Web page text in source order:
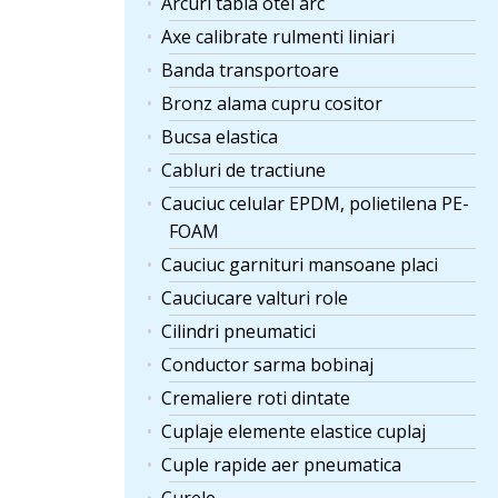
Axe calibrate rulmenti liniari
Banda transportoare
Bronz alama cupru cositor
Bucsa elastica
Cabluri de tractiune
Cauciuc celular EPDM, polietilena PE-
FOAM
Cauciuc garnituri mansoane placi
Cauciucare valturi role
Cilindri pneumatici
Conductor sarma bobinaj
Cremaliere roti dintate
Cuplaje elemente elastice cuplaj
Cuple rapide aer pneumatica